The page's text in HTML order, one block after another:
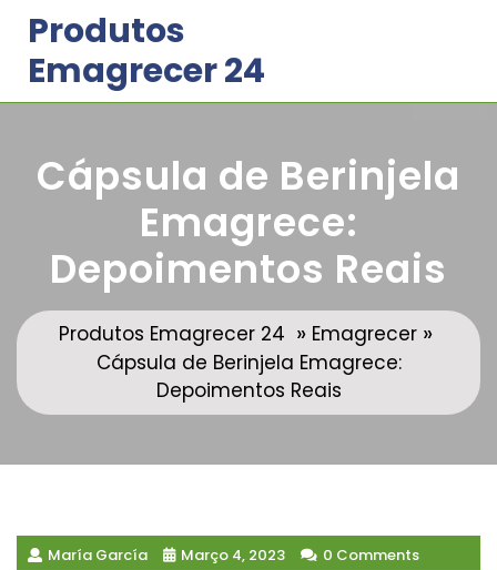
content
Produtos
Emagrecer 24
Cápsula de Berinjela
Emagrece:
Depoimentos Reais
Produtos Emagrecer 24 » Emagrecer »
Cápsula de Berinjela Emagrece:
Depoimentos Reais
María García Março 4, 2023 0 Comments